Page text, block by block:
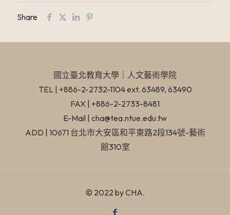
Share
國立臺北教育大學​｜人文藝術學院
TEL | +886-2-2732-1104 ext. 63489, 63490
FAX | +886-2-2733-8481
E-Mail | cha@tea.ntue.edu.tw
ADD | 10671 台北市大安區和平東路2段134號-藝術
館310室
© 2022 by CHA.